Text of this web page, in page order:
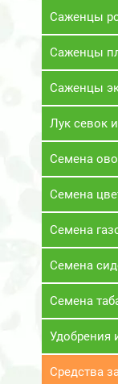
Саженцы
Саженцы
Саженцы
Лук севок
Семена
Семена
Семена
Семена
Семена
Удобрения
Средства